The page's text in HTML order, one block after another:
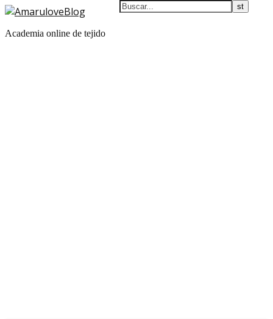
Academia online de tejido